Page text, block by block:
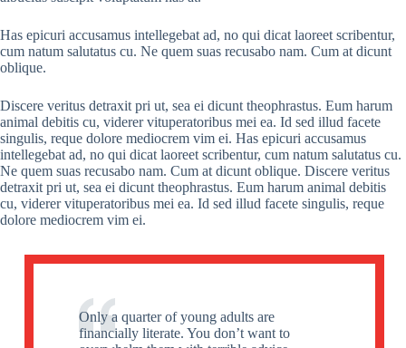
Has epicuri accusamus intellegebat ad, no qui dicat laoreet scribentur,
cum natum salutatus cu. Ne quem suas recusabo nam. Cum at dicunt
oblique.
Discere veritus detraxit pri ut, sea ei dicunt theophrastus. Eum harum
animal debitis cu, viderer vituperatoribus mei ea. Id sed illud facete
singulis, reque dolore mediocrem vim ei. Has epicuri accusamus
intellegebat ad, no qui dicat laoreet scribentur, cum natum salutatus cu.
Ne quem suas recusabo nam. Cum at dicunt oblique. Discere veritus
detraxit pri ut, sea ei dicunt theophrastus. Eum harum animal debitis
cu, viderer vituperatoribus mei ea. Id sed illud facete singulis, reque
dolore mediocrem vim ei.
Only a quarter of young adults are
financially literate. You don’t want to